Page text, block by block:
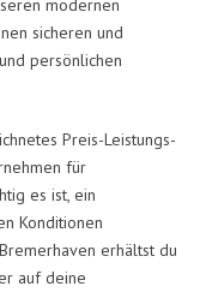
modernen
sicheren und
persönlichen
Preis-Leistungs-
für
es ist, ein
Konditionen
erhältst du
auf deine